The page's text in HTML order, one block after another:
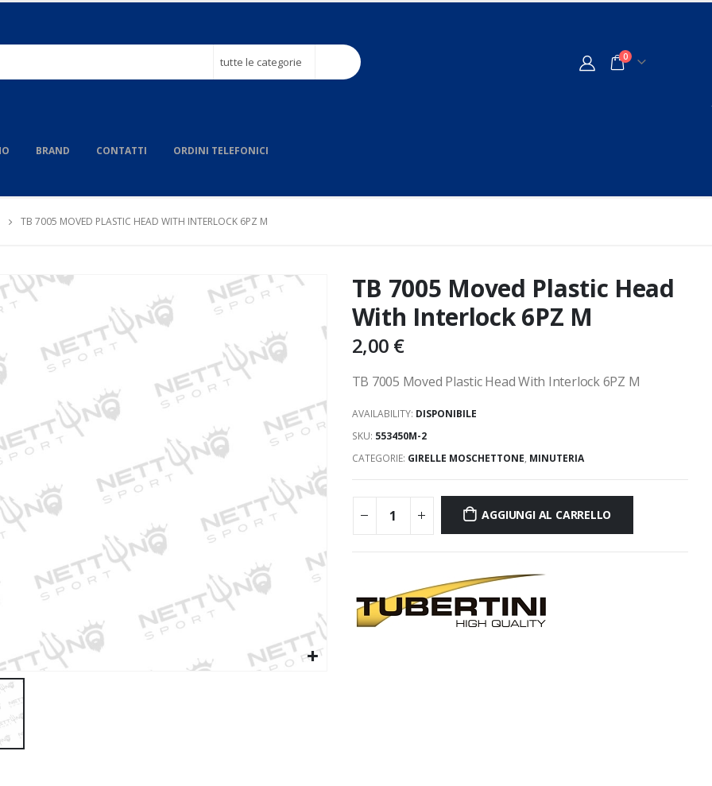
tutte le categorie 0
BRAND CONTATTI ORDINI TELEFONICI
TB 7005 MOVED PLASTIC HEAD WITH INTERLOCK 6PZ M
TB 7005 Moved Plastic Head
With Interlock 6PZ M
2,00 €
TB 7005 Moved Plastic Head With Interlock 6PZ M
AVAILABILITY: DISPONIBILE
SKU: 553450M-2
CATEGORIE: GIRELLE MOSCHETTONE, MINUTERIA
AGGIUNGI AL CARRELLO